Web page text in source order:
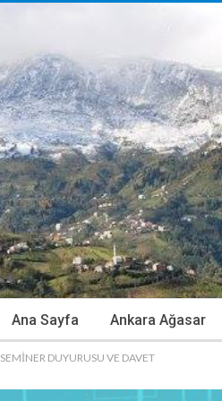
Ana Sayfa Ankara Ağasar
SEMİNER DUYURUSU VE DAVET